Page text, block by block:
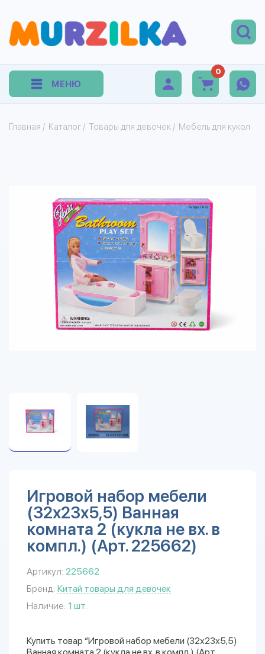
МЕНЮ
0
Главная / Каталог / Товары для девочек / Мебель для кукол
Игровой набор мебели
(32х23х5,5) Ванная
комната 2 (кукла не вх. в
компл.) (Арт. 225662)
Артикул: 225662
Бренд: Китай товары для девочек
Наличие: 1 шт.
Купить товар “Игровой набор мебели (32х23х5,5)